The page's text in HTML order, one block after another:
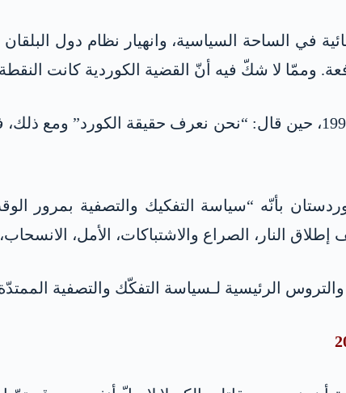
في الساحة السياسية، وانهيار نظام دول
وممّا لا شكّ فيه أنّ القضية الكوردية كانت
بدأت المرحلة-العملية بتصريح سليمان دميريل في ميردين عام 1993، حين قال: “نحن
كوردستان بأنّه “سياسة التفكيك والتصفية بمرور
النار، الصراع والاشتباكات، الأمل،
الرئيسية لـسياسة التفكّك والتصفية